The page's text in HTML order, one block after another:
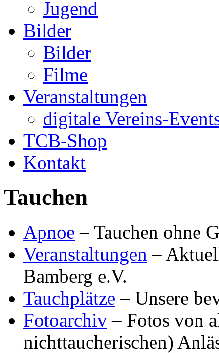
Jugend
Bilder
Bilder
Filme
Veranstaltungen
digitale Vereins-
TCB-Shop
Kontakt
Tauchen
Apnoe – Tauchen ohne
Veranstaltungen –
Bamberg e.V.
Tauchplätze – Unsere
Fotoarchiv – Fotos von
nichttaucherischen)